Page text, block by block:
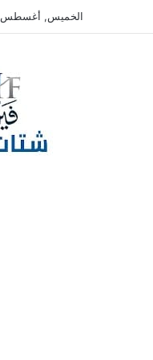
الخميس, أغسطس 6 2026